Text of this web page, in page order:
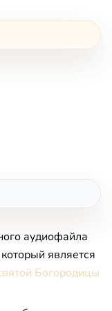
аудиофайла
является
Богородицы